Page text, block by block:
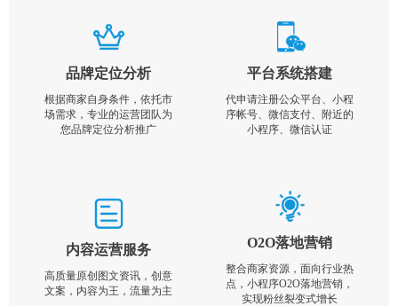
品牌定位分析
根据商家自身条件，依托市
场需求，专业的运营团队为
您品牌定位分析推广
平台系统搭建
代申请注册公众平台、小程
序帐号、微信支付、附近的
小程序、微信认证
内容运营服务
高质量原创图文资讯，创意
文案，内容为王，流量为主
O2O落地营销
整合商家资源，面向行业热
点，小程序O2O落地营销，
实现粉丝裂变式增长